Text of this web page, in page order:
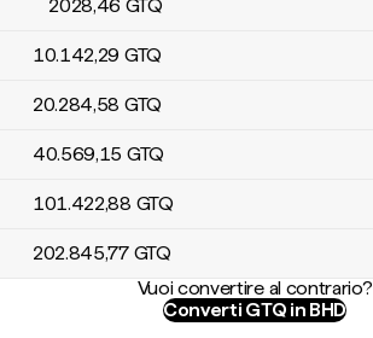
2028,46 GTQ
10.142,29 GTQ
20.284,58 GTQ
40.569,15 GTQ
101.422,88 GTQ
202.845,77 GTQ
Vuoi convertire al contrario?
Converti GTQ in BHD